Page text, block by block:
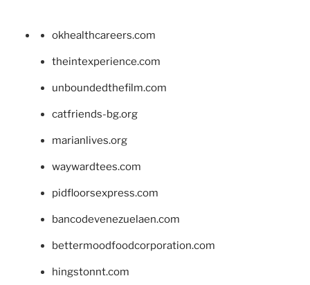
okhealthcareers.com
theintexperience.com
unboundedthefilm.com
catfriends-bg.org
marianlives.org
waywardtees.com
pidfloorsexpress.com
bancodevenezuelaen.com
bettermoodfoodcorporation.com
hingstonnt.com